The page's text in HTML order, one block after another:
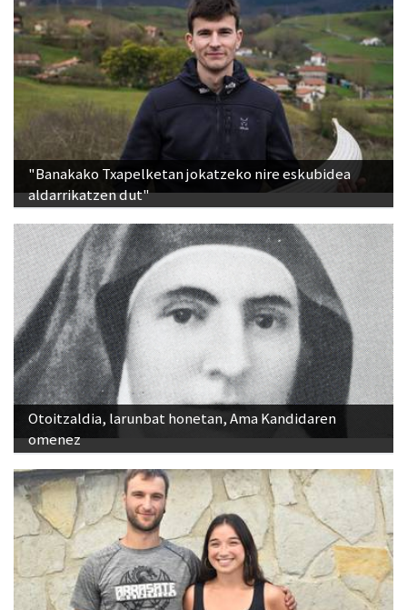
"Banakako Txapelketan jokatzeko nire eskubidea
aldarrikatzen dut"
Otoitzaldia, larunbat honetan, Ama Kandidaren
omenez